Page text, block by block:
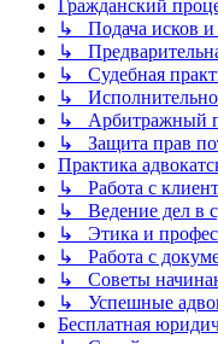
Гражданский
↳ Подача исков и
↳
↳ Судебная
↳
↳ Арбитражный
↳ Защита прав
Практика
↳ Работа с
↳ Ведение дел в
↳ Этика и
↳ Работа с
↳ Советы
↳ Успешные
Бесплатная